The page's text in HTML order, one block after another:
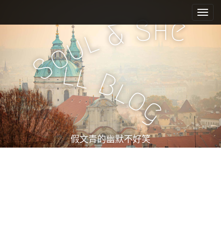
e
n
u
i
c
n
t
e
n
t
Soul&She
ll Bl
og
假文青的幽默不好笑